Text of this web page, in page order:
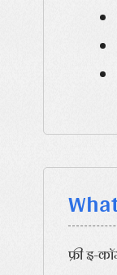
फ्री इ-